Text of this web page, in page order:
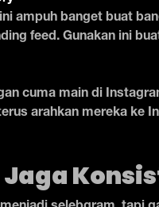
ampuh banget buat
feed. Gunakan ini
cuma main di
arahkan mereka ke